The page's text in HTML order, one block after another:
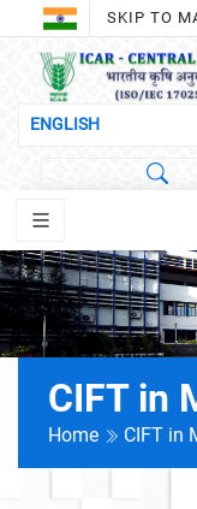
SKIP TO
CIFT in
Home CIFT in